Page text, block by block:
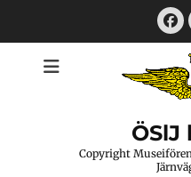
ÖSlJ
Copyright